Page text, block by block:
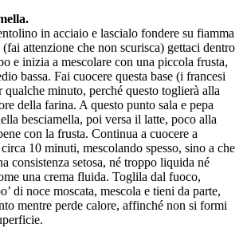
in acciaio e lascialo fondere su fiamma
attenzione che non scurisca) gettaci dentro
e inizia a mescolare con una piccola frusta,
bassa. Fai cuocere questa base (i francesi
minuto, perché questo toglierà alla
della farina. A questo punto sala e pepa
besciamella, poi versa il latte, poco alla
con la frusta. Continua a cuocere a
10 minuti, mescolando spesso, sino a che
consistenza setosa, né troppo liquida né
una crema fluida. Toglila dal fuoco,
di noce moscata, mescola e tieni da parte,
mentre perde calore, affinché non si formi